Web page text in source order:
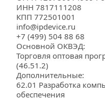
ИНН 7817111208
КПП 772501001
info@ipdevice.ru
+7 (499) 504 88 68
Основной ОКВЭД:
Торговля оптовая
(46.51.2)
Дополнительные:
62.01 Разработка
обеспечения